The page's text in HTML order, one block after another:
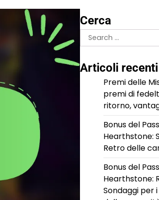
Cerca
Search
for:
Articoli recenti
Premi delle
premi di
ritorno,
Bonus del
Hearthstone:
Retro delle
Bonus del
Hearthstone:
Sondaggi per